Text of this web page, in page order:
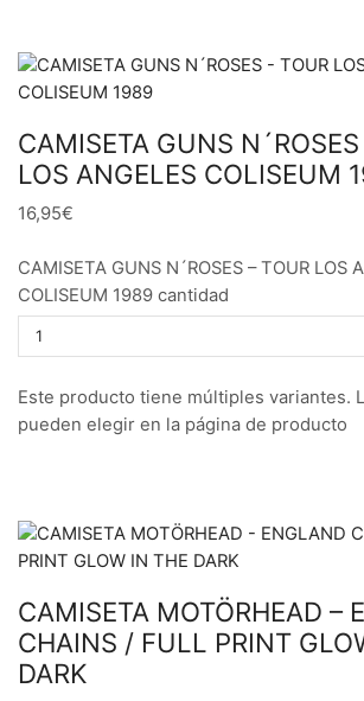
CAMISETA GUNS
LOS ANGELES COLISEUM
16,95€
CAMISETA GUNS N´ROSES – TOUR LOS
COLISEUM 1989 cantidad
Este producto tiene múltiples variantes.
pueden elegir en la página de producto
CAMISETA MOTÖRHEAD –
CHAINS / FULL PRINT
DARK